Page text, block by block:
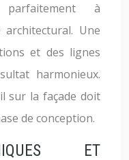
à
Une
et des lignes
harmonieux.
sur la façade doit
de conception.
ET